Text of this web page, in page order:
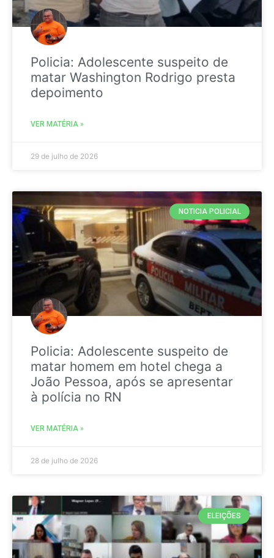
Policia: Adolescente suspeito de
matar Washington Rodrigo presta
depoimento
VER MATÉRIA »
29 de julho de 2026
NOTICIA POLICIAL
Policia: Adolescente suspeito de
matar homem em hotel chega a
João Pessoa, após se apresentar
à polícia no RN
VER MATÉRIA »
28 de julho de 2026
ELEIÇÕES